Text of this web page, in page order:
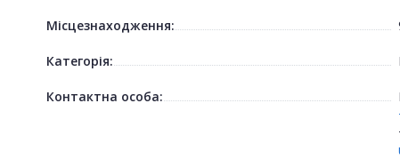
Місцезнаходження:
Категорія:
Контактна особа: